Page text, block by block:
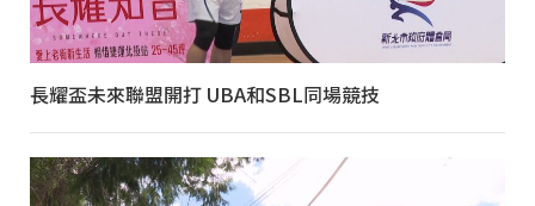
長耀盃未來聯盟開打 UBA和SBL同場競技